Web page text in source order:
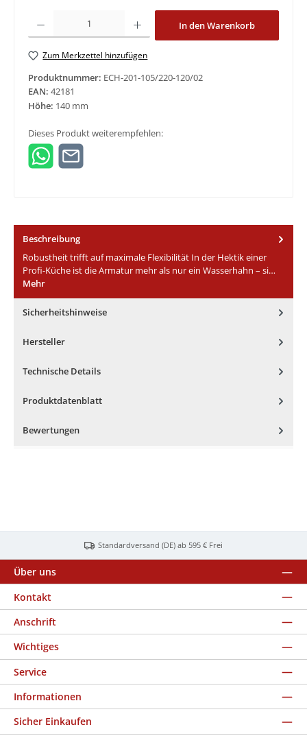
Produkt Anzahl: Gib den gewünschten Wert ein oder benutze die
In den Warenkorb
Zum Merkzettel hinzufügen
Produktnummer: ECH-201-105/220-120/02
EAN: 42181
Höhe: 140 mm
Dieses Produkt weiterempfehlen:
Beschreibung
Robustheit trifft auf maximale Flexibilität In der Hektik einer
Profi-Küche ist die Armatur mehr als nur ein Wasserhahn – si…
Mehr
Sicherheitshinweise
Hersteller
Technische Details
Produktdatenblatt
Bewertungen
Standardversand (DE) ab 595 € Frei
Über uns
Kontakt
Anschrift
Wichtiges
Service
Informationen
Sicher Einkaufen